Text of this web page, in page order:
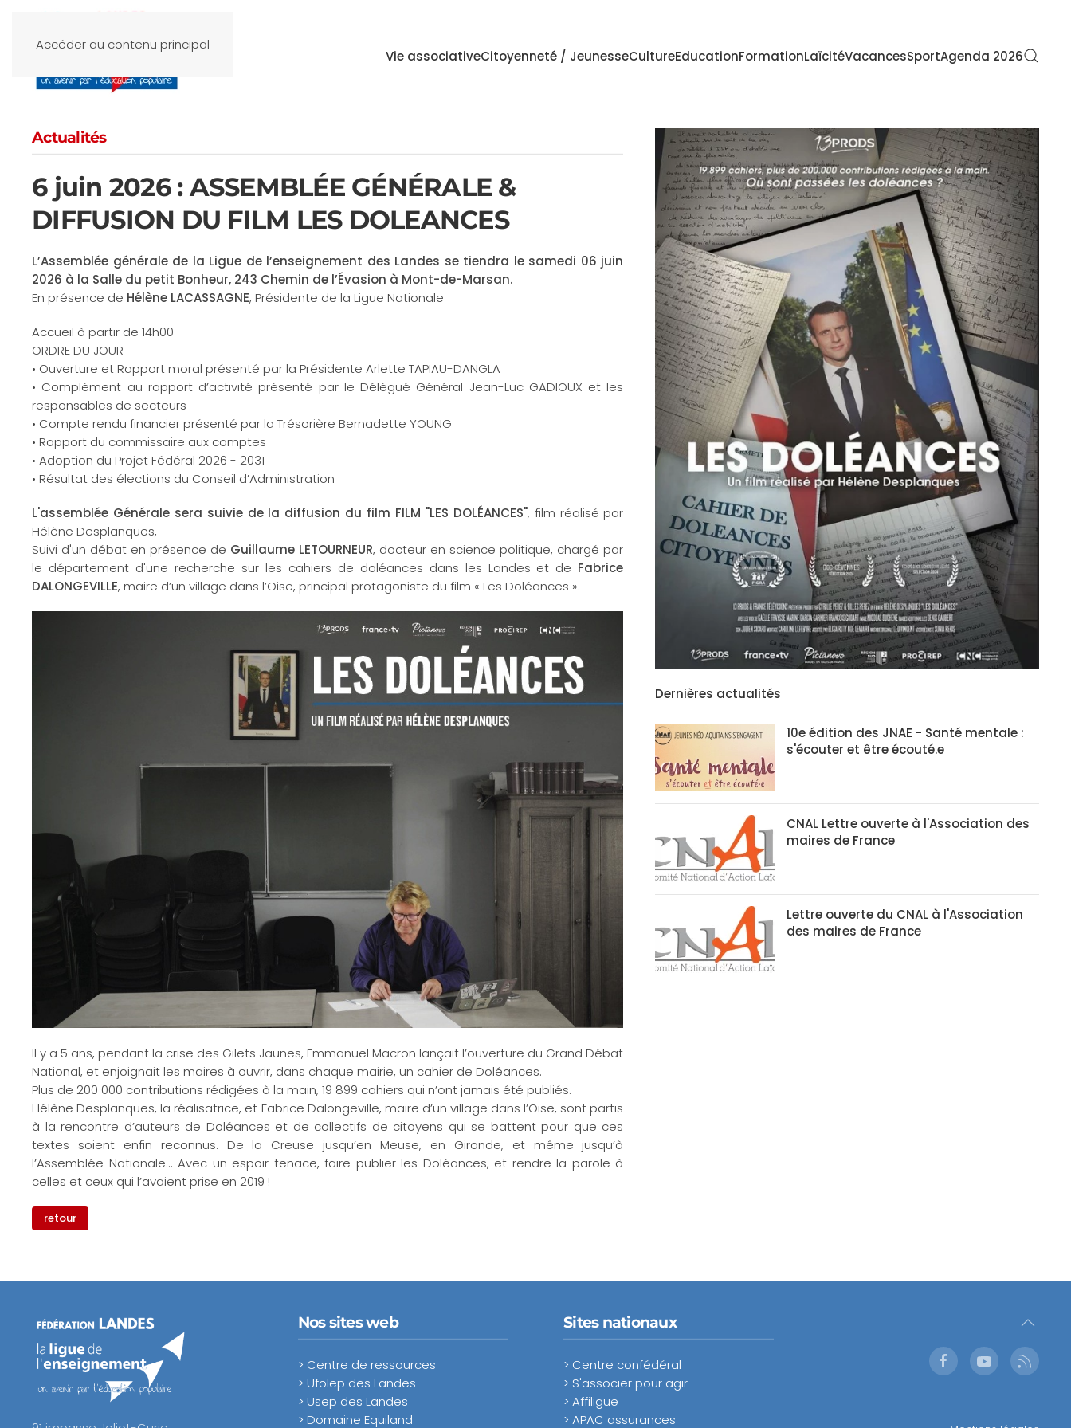
Accéder au contenu principal
Vie associativeCitoyenneté / JeunesseCultureEducationFormationLaïcitéVacancesSportAgenda 2026
Actualités
6 juin 2026 : ASSEMBLÉE GÉNÉRALE &
DIFFUSION DU FILM LES DOLEANCES
L’Assemblée générale de la Ligue de l’enseignement des Landes se tiendra le samedi 06 juin
2026 à la Salle du petit Bonheur, 243 Chemin de l’Évasion à Mont-de-Marsan.
En présence de Hélène LACASSAGNE, Présidente de la Ligue Nationale
Accueil à partir de 14h00
ORDRE DU JOUR
• Ouverture et Rapport moral présenté par la Présidente Arlette TAPIAU-DANGLA
• Complément au rapport d’activité présenté par le Délégué Général Jean-Luc GADIOUX et les
responsables de secteurs
• Compte rendu financier présenté par la Trésorière Bernadette YOUNG
• Rapport du commissaire aux comptes
• Adoption du Projet Fédéral 2026 - 2031
• Résultat des élections du Conseil d’Administration
L'assemblée Générale sera suivie de la diffusion du film FILM "LES DOLÉANCES", film réalisé par
Hélène Desplanques,
Suivi d'un débat en présence de Guillaume LETOURNEUR, docteur en science politique, chargé par
le département d'une recherche sur les cahiers de doléances dans les Landes et de Fabrice
DALONGEVILLE, maire d’un village dans l’Oise, principal protagoniste du film « Les Doléances ».
Il y a 5 ans, pendant la crise des Gilets Jaunes, Emmanuel Macron lançait l’ouverture du Grand Débat
National, et enjoignait les maires à ouvrir, dans chaque mairie, un cahier de Doléances.
Plus de 200 000 contributions rédigées à la main, 19 899 cahiers qui n’ont jamais été publiés.
Hélène Desplanques, la réalisatrice, et Fabrice Dalongeville, maire d’un village dans l’Oise, sont partis
à la rencontre d’auteurs de Doléances et de collectifs de citoyens qui se battent pour que ces
textes soient enfin reconnus. De la Creuse jusqu’en Meuse, en Gironde, et même jusqu’à
l’Assemblée Nationale... Avec un espoir tenace, faire publier les Doléances, et rendre la parole à
celles et ceux qui l’avaient prise en 2019 !
retour
Dernières actualités
10e édition des JNAE - Santé mentale :
s'écouter et être écouté.e
CNAL Lettre ouverte à l'Association des
maires de France
Lettre ouverte du CNAL à l'Association
des maires de France
Nos sites web
> Centre de ressources
> Ufolep des Landes
> Usep des Landes
> Domaine Equiland
Sites nationaux
> Centre confédéral
> S'associer pour agir
> Affiligue
> APAC assurances